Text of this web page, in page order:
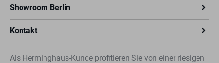
Showroom Berlin
Kontakt
Als Herminghaus-Kunde profitieren Sie von einer riesigen